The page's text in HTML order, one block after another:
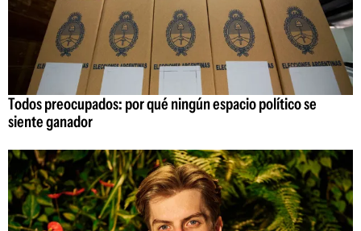
Todos preocupados: por qué ningún espacio político se
siente ganador